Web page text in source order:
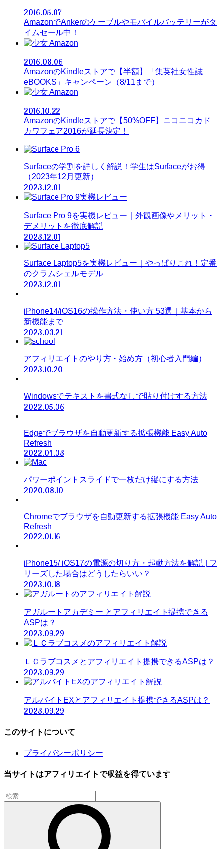
2016.05.07
AmazonでAnkerのケーブルやモバイルバッテリーがタ
イムセール中！
Amazon
2016.08.06
AmazonのKindleストアで【半額】「集英社女性誌
eBOOKS」キャンペーン（8/11まで）
Amazon
2016.10.22
AmazonのKindleストアで【50%OFF】ニコニコカド
カワフェア2016が延長決定！
Surfaceの学割を詳しく解説！学生はSurfaceがお得
（2023年12月更新）
2023.12.01
Surface Pro 9を実機レビュー｜外観画像やメリット・
デメリットを徹底解説
2023.12.01
Surface Laptop5を実機レビュー｜やっぱりこれ！定番
のクラムシェルモデル
2023.12.01
iPhone14/iOS16の操作方法・使い方 53選｜基本から
新機能まで
2023.03.21
アフィリエイトのやり方・始め方（初心者入門編）
2023.10.20
Windowsでテキストを書式なしで貼り付けする方法
2022.05.06
Edgeでブラウザを自動更新する拡張機能 Easy Auto
Refresh
2022.04.03
パワーポイントスライドで一枚だけ縦にする方法
2020.08.10
Chromeでブラウザを自動更新する拡張機能 Easy Auto
Refresh
2022.01.16
iPhone15/ iOS17の電源の切り方・起動方法を解説 | フ
リーズした場合はどうしたらいい？
2023.10.18
アガルートアカデミー とアフィリエイト提携できる
ASPは？
2023.09.29
ＬＣラブコスメとアフィリエイト提携できるASPは？
2023.09.29
アルバイトEXとアフィリエイト提携できるASPは？
2023.09.29
このサイトについて
プライバシーポリシー
当サイトはアフィリエイトで収益を得ています
検
索: